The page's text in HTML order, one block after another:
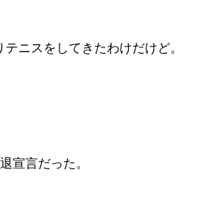
ニスをしてきたわけだけど。
宣言だった。